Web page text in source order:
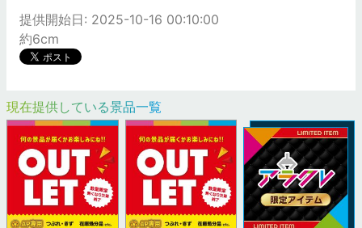
提供開始日: 2025-10-16 00:10:00
約6cm
現在提供している景品一覧